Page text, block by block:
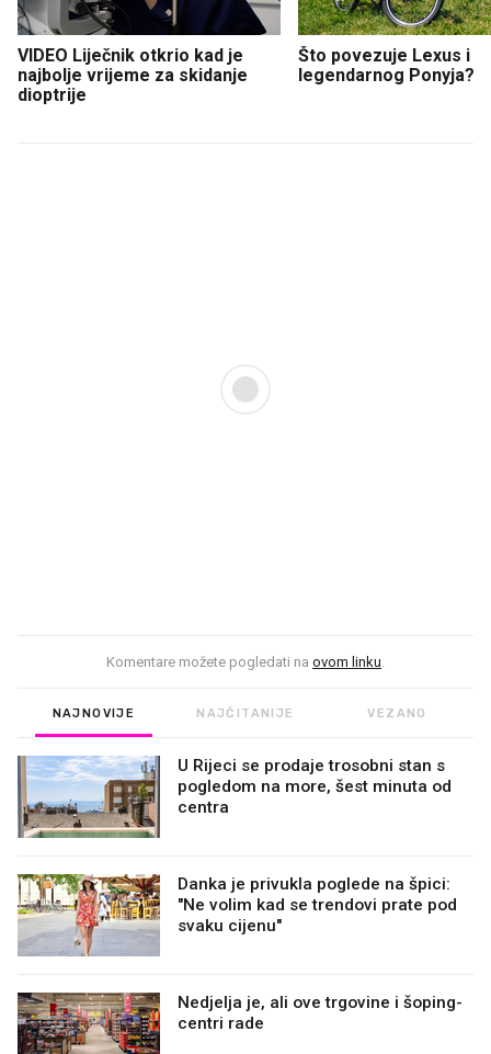
VIDEO Liječnik otkrio kad je
najbolje vrijeme za skidanje
dioptrije
Što povezuje Lexus i
legendarnog Ponyja?
Komentare možete pogledati na ovom linku.
NAJNOVIJE NAJČITANIJE VEZANO
U Rijeci se prodaje trosobni stan s
pogledom na more, šest minuta od
centra
Danka je privukla poglede na špici:
"Ne volim kad se trendovi prate pod
svaku cijenu"
Nedjelja je, ali ove trgovine i šoping-
centri rade